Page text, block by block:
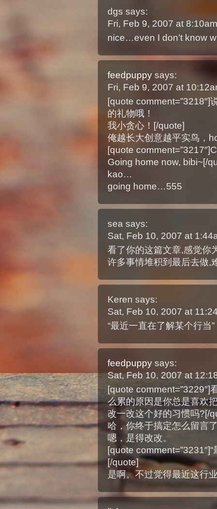
dgs says:
Fri, Feb 9, 2007 at
nice…even I don’t know
feedpuppy says:
Fri, Feb 9, 2007 at
[quote comment=”3218″]
的礼物哦！
我小贪心！[/quote]
俺越长大创意越平实鸟，
[quote
Going home now, bibi~[/
kao…
going home…555
sea says:
Sat, Feb 10, 2007 at
看了你的这篇文章,感觉你
许多事情堆积到最后去做,
Keren says:
Sat, Feb 10, 2007 at
“最近一直在了解某个行当
feedpuppy says:
Sat, Feb 10, 2007 at
[quote comment=”3229″]
么累的原因是你总是喜欢
改一改这个好的习惯吗?[/
哈，你终于搞定怎么留言
嗯，是得改改。
[quote
[/quote]
是啊。不过觉得最近这行